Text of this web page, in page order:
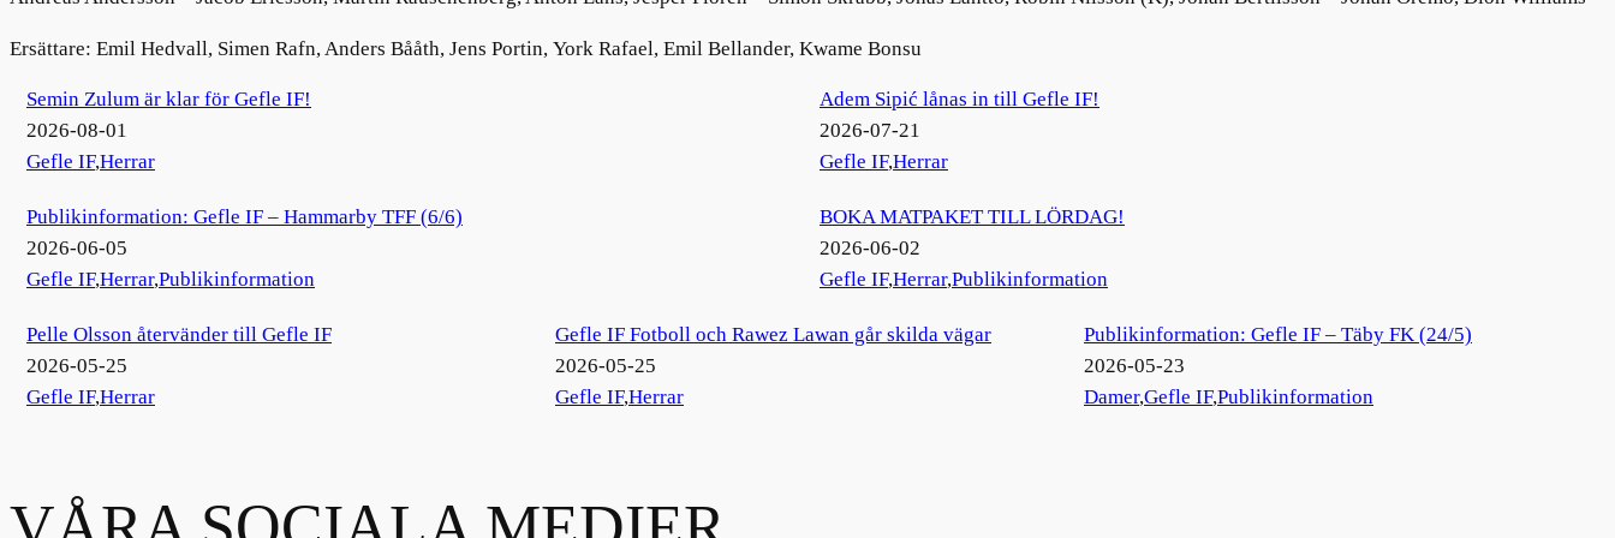
Ersättare: Emil Hedvall, Simen Rafn, Anders Bååth, Jens Portin, York Rafael, Emil Bellander, Kwame Bonsu
Semin Zulum är klar för Gefle IF!
2026-08-01
Gefle IF,Herrar
Adem Sipić lånas in till Gefle IF!
2026-07-21
Gefle IF,Herrar
Publikinformation: Gefle IF – Hammarby TFF (6/6)
2026-06-05
Gefle IF,Herrar,Publikinformation
BOKA MATPAKET TILL LÖRDAG!
2026-06-02
Gefle IF,Herrar,Publikinformation
Pelle Olsson återvänder till Gefle IF
2026-05-25
Gefle IF,Herrar
Gefle IF Fotboll och Rawez Lawan går skilda vägar
2026-05-25
Gefle IF,Herrar
Publikinformation: Gefle IF – Täby FK (24/5)
2026-05-23
Damer,Gefle IF,Publikinformation